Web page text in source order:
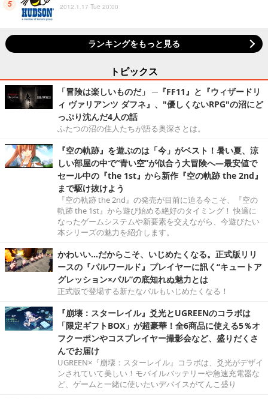
2012.1.17 Tue 20:00
ランキングをもっと見る
トピックス
「冒険は楽しいものだ」 ─『FF11』と『ウィザードリ
ィ ヴァリアンツ ダフネ』、"優しくないRPG"の沼にど
っぷり沈んだ4人の話
ふたつの沼の住人たちが語る奥深さとは。
『空の軌跡』を遊ぶのは「今」がベスト！暑い夏、涼
しい部屋の中で“青い空”が似合う大冒険へ―最安値で
セール中の『the 1st』から新作『空の軌跡 the 2nd』
まで駆け抜けよう
『空の軌跡 the 2nd』の発売が目前に迫る今こそ、『空の
軌跡 the 1st』から遊び始める絶好のタイミング！ 快適に
なったゲームシステムや新要素を交えながら、今遊びたい
本シリーズの魅力を紹介します。
かわいい…だからこそ、いじめたくなる。正式版リリ
ースの『パルワールド』プレイヤーに訊く“キュートア
グレッション×パル”の底知れぬ魅力とは
正式版で登場する新たなパルもいじめたくなる！
『崩壊：スターレイル』爻光とUGREENのコラボは
「限定ギフトBOX」が超豪華！全6商品に使える5％オ
フクーポンやコスプレイヤー撮影会など、盛りだくさ
んでお届け
UGREEN×『崩壊：スターレイル』コラボは、爻光がデザイ
ンされていて美しい！モバイルバッテリーや急速充電器な
ど、ゲームと一緒に使いたいデバイスがてんこ盛り